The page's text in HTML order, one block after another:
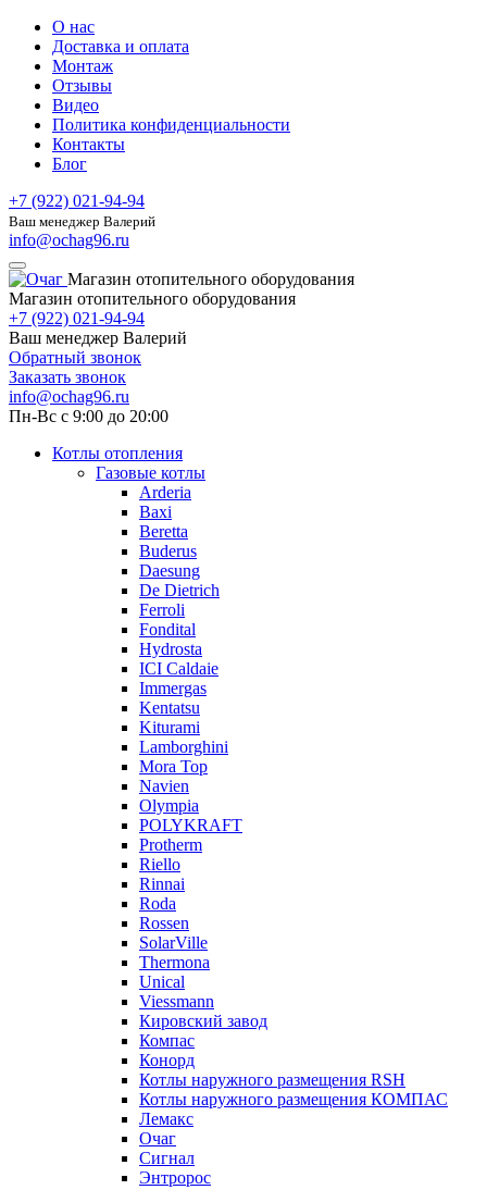
О нас
Доставка и оплата
Монтаж
Отзывы
Видео
Политика конфиденциальности
Контакты
Блог
+7 (922) 021-94-94
Ваш менеджер Валерий
info@ochag96.ru
Магазин отопительного оборудования
Магазин отопительного оборудования
+7 (922) 021-94-94
Ваш менеджер Валерий
Обратный звонок
Заказать звонок
info@ochag96.ru
Пн-Вс с 9:00 до 20:00
Котлы отопления
Газовые котлы
Arderia
Baxi
Beretta
Buderus
Daesung
De Dietrich
Ferroli
Fondital
Hydrosta
ICI Caldaie
Immergas
Kentatsu
Kiturami
Lamborghini
Mora Top
Navien
Olympia
POLYKRAFT
Protherm
Riello
Rinnai
Roda
Rossen
SolarVille
Thermona
Unical
Viessmann
Кировский завод
Компас
Конорд
Котлы наружного размещения RSH
Котлы наружного размещения КОМПАС
Лемакс
Очаг
Сигнал
Энтророс